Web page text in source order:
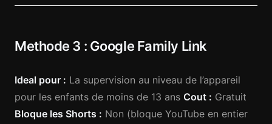
Methode 3 : Google Family Link
Ideal pour : La supervision au niveau de l’appareil
pour les enfants de moins de 13 ans Cout : Gratuit
Bloque les Shorts : Non (bloque YouTube en entier